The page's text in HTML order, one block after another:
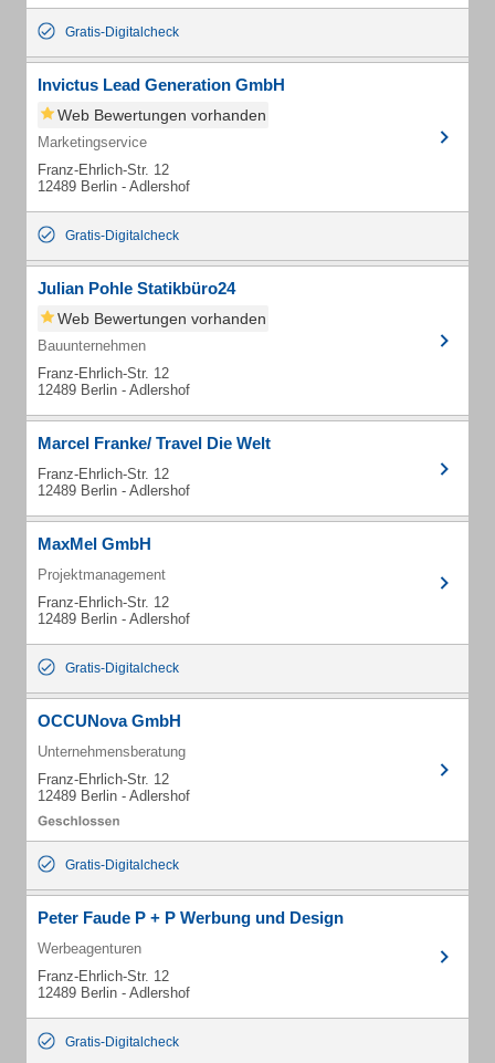
Gratis-Digitalcheck
Invictus Lead Generation GmbH
Web Bewertungen vorhanden
Marketingservice
Franz-Ehrlich-Str. 12
12489 Berlin - Adlershof
Gratis-Digitalcheck
Julian Pohle Statikbüro24
Web Bewertungen vorhanden
Bauunternehmen
Franz-Ehrlich-Str. 12
12489 Berlin - Adlershof
Marcel Franke/ Travel Die Welt
Franz-Ehrlich-Str. 12
12489 Berlin - Adlershof
MaxMel GmbH
Projektmanagement
Franz-Ehrlich-Str. 12
12489 Berlin - Adlershof
Gratis-Digitalcheck
OCCUNova GmbH
Unternehmensberatung
Franz-Ehrlich-Str. 12
12489 Berlin - Adlershof
Gratis-Digitalcheck
Peter Faude P + P Werbung und Design
Werbeagenturen
Franz-Ehrlich-Str. 12
12489 Berlin - Adlershof
Gratis-Digitalcheck